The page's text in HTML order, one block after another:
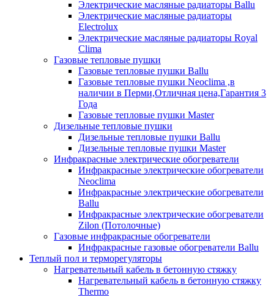
Электрические масляные радиаторы Ballu
Электрические масляные радиаторы
Electrolux
Электрические масляные радиаторы Royal
Clima
Газовые тепловые пушки
Газовые тепловые пушки Ballu
Газовые тепловые пушки Neoclima ,в
наличии в Перми,Отличная цена,Гарантия 3
Года
Газовые тепловые пушки Master
Дизельные тепловые пушки
Дизельные тепловые пушки Ballu
Дизельные тепловые пушки Master
Инфракрасные электрические обогреватели
Инфракрасные электрические обогреватели
Neoclima
Инфракрасные электрические обогреватели
Ballu
Инфракрасные электрические обогреватели
Zilon (Потолочные)
Газовые инфракрасные обогреватели
Инфракрасные газовые обогреватели Ballu
Теплый пол и терморегуляторы
Нагревательный кабель в бетонную стяжку
Нагревательный кабель в бетонную стяжку
Thermo